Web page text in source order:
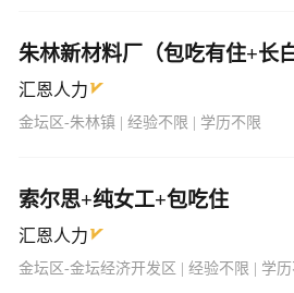
朱林新材料厂（包吃有住+长白
汇恩人力
金坛区-朱林镇 | 经验不限 | 学历不限
索尔思+纯女工+包吃住
汇恩人力
金坛区-金坛经济开发区 | 经验不限 | 学历